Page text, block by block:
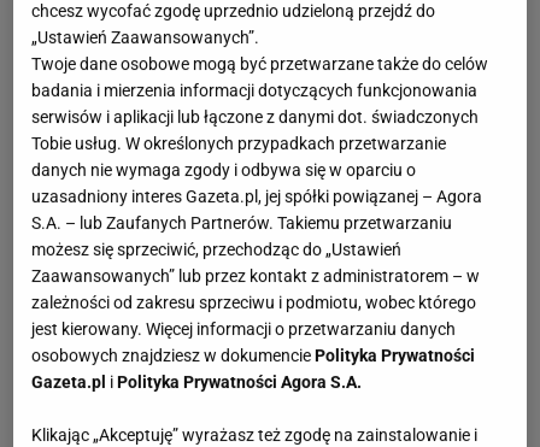
chcesz wycofać zgodę uprzednio udzieloną przejdź do
„Ustawień Zaawansowanych”.
Twoje dane osobowe mogą być przetwarzane także do celów
badania i mierzenia informacji dotyczących funkcjonowania
serwisów i aplikacji lub łączone z danymi dot. świadczonych
Tobie usług. W określonych przypadkach przetwarzanie
danych nie wymaga zgody i odbywa się w oparciu o
uzasadniony interes Gazeta.pl, jej spółki powiązanej – Agora
S.A. – lub Zaufanych Partnerów. Takiemu przetwarzaniu
możesz się sprzeciwić, przechodząc do „Ustawień
Zaawansowanych” lub przez kontakt z administratorem – w
zależności od zakresu sprzeciwu i podmiotu, wobec którego
jest kierowany. Więcej informacji o przetwarzaniu danych
osobowych znajdziesz w dokumenciePolityka Prywatności
Gazeta.pl iPolityka Prywatności Agora S.A.
Klikając „Akceptuję” wyrażasz też zgodę na zainstalowanie i